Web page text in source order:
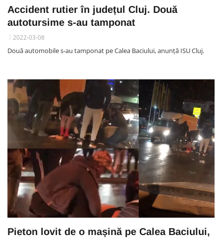
Accident rutier în județul Cluj. Două
autotursime s-au tamponat
2022-03-08
Două automobile s-au tamponat pe Calea Baciului, anunță ISU Cluj.
Pieton lovit de o mașină pe Calea Baciului,